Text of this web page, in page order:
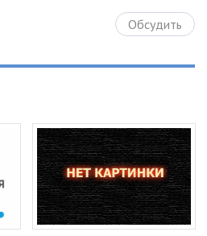
Обсудить